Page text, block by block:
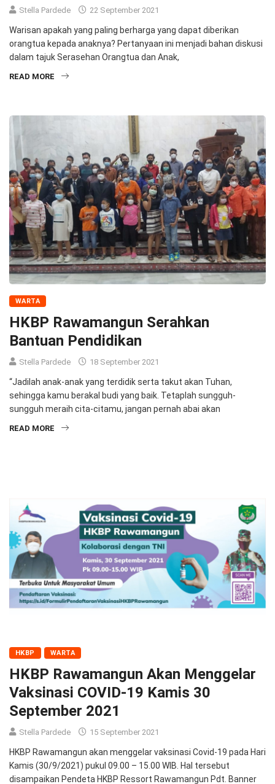
Stella Pardede 22 September 2021
Warisan apakah yang paling berharga yang dapat diberikan
orangtua kepada anaknya? Pertanyaan ini menjadi bahan diskusi
dalam tajuk Serasehan Orangtua dan Anak,
READ MORE
WARTA
HKBP Rawamangun Serahkan
Bantuan Pendidikan
Stella Pardede 18 September 2021
“Jadilah anak-anak yang terdidik serta takut akan Tuhan,
sehingga kamu berakal budi yang baik. Tetaplah sungguh-
sungguh meraih cita-citamu, jangan pernah abai akan
READ MORE
HKBP WARTA
HKBP Rawamangun Akan Menggelar
Vaksinasi COVID-19 Kamis 30
September 2021
Stella Pardede 15 September 2021
HKBP Rawamangun akan menggelar vaksinasi Covid-19 pada Hari
Kamis (30/9/2021) pukul 09.00 – 15.00 WIB. Hal tersebut
disampaikan Pendeta HKBP Ressort Rawamangun Pdt. Banner